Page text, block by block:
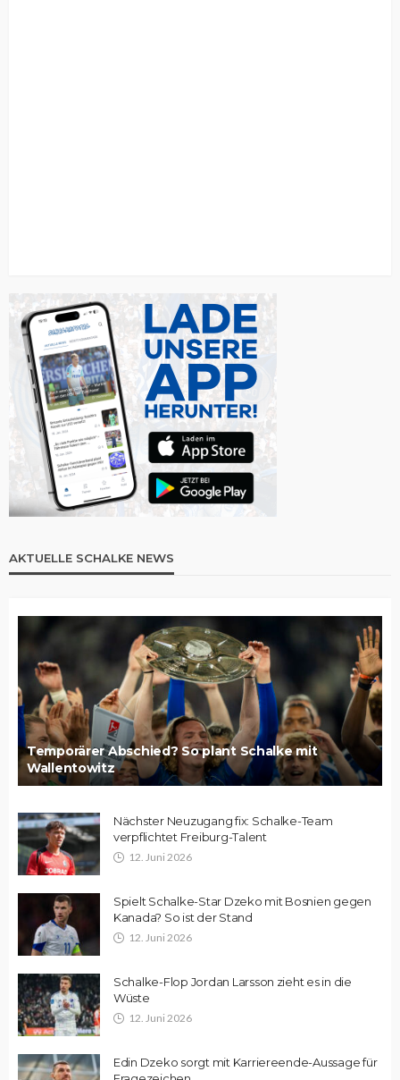
AKTUELLE SCHALKE NEWS
Temporärer Abschied? So plant Schalke mit
Wallentowitz
Nächster Neuzugang fix: Schalke-Team
verpflichtet Freiburg-Talent
12. Juni 2026
Spielt Schalke-Star Dzeko mit Bosnien gegen
Kanada? So ist der Stand
12. Juni 2026
Schalke-Flop Jordan Larsson zieht es in die
Wüste
12. Juni 2026
Edin Dzeko sorgt mit Karriereende-Aussage für